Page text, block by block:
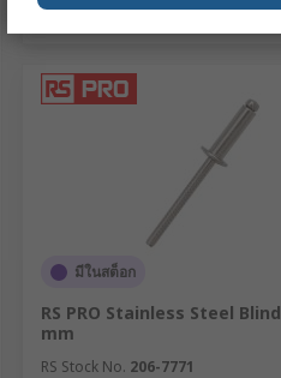
เปรียบเทียบ /
มีในสต็อก
RS PRO Stainless Steel
mm
RS Stock No. 206-7771